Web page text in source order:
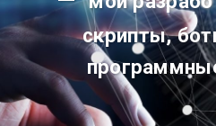
скрипты,